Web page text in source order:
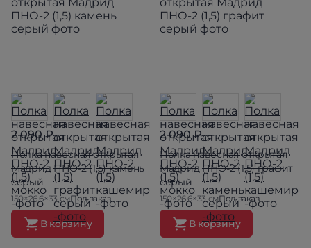
2 090 ₽
Полка навесная открытая
Мадрид ПНО-2 (1,5) камень
серый
150×26.6×33 смПод заказ
В корзину
2 090 ₽
Полка навесная открытая
Мадрид ПНО-2 (1,5) графит
серый
150×26.6×33 смПод заказ
В корзину